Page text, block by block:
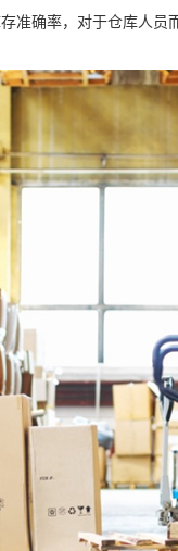
准确率，对于仓库人员